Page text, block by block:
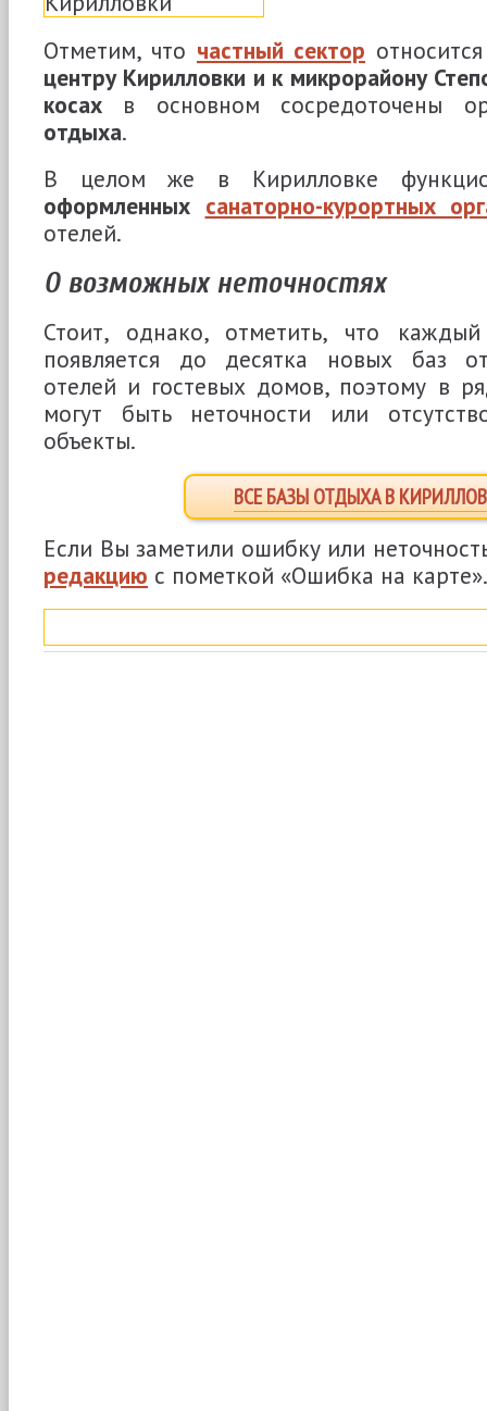
Отметим, что частный сектор
центру Кирилловки и к микрорайону
косах в основном сосредоточены
отдыха.
В целом же в Кирилловке
оформленных санаторно-курортных
отелей.
О возможных неточностях
Стоит, однако, отметить, что
появляется до десятка новых баз
отелей и гостевых домов, поэтому в
могут быть неточности или
объекты.
ВСЕ БАЗЫ ОТДЫХА В
Если Вы заметили ошибку или
редакцию с пометкой «Ошибка на карте».